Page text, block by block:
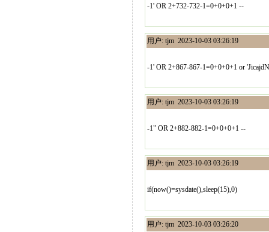
-1' OR 2+732-732-1=0+0+0+1 --
用户: tjm 2023-10-03 03:26:19
-1' OR 2+867-867-1=0+0+0+1 or
用户: tjm 2023-10-03 03:26:19
-1" OR 2+882-882-1=0+0+0+1 --
用户: tjm 2023-10-03 03:26:19
if(now()=sysdate(),sleep(15),0)
用户: tjm 2023-10-03 03:26:20